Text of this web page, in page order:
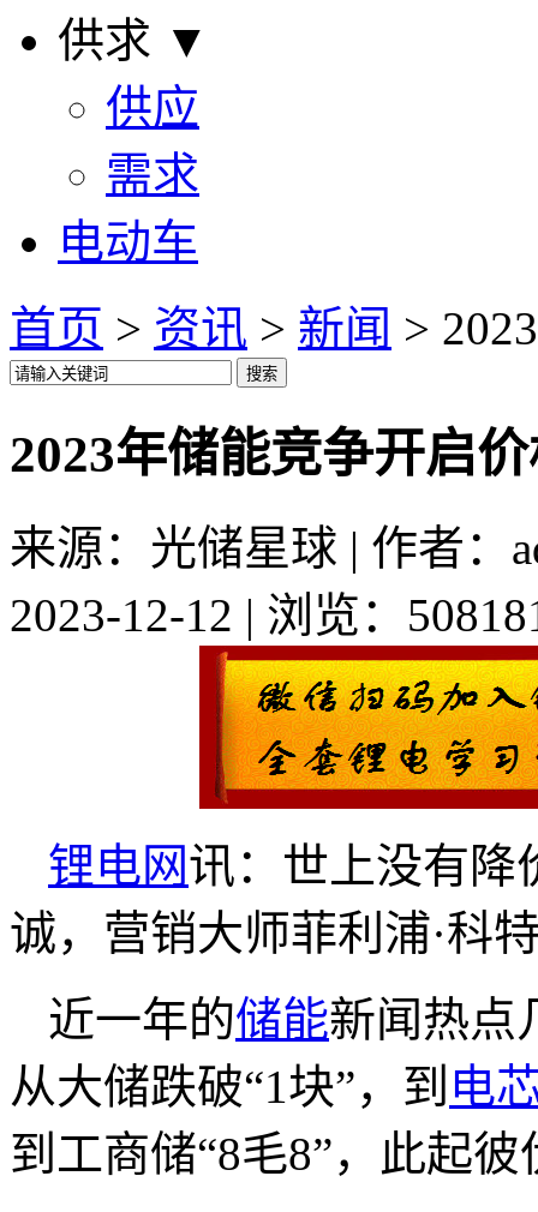
供求 ▼
供应
需求
电动车
首页 > 资讯 > 新闻 >
2023年储能竞争开启
来源：光储星球 | 作者：
2023-12-12 | 浏览：
锂电网讯：世上没有降
诚， 营销大师菲利浦·科
近一年的储能新闻热点
从大储跌破“1块”，到 电
到工商储“8毛8”，此起